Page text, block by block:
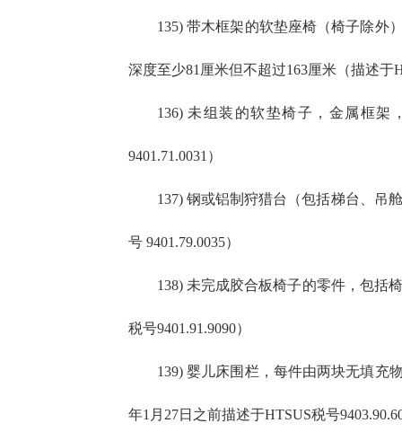
135) 带木框架的软垫座椅（椅子除外
深度至少81厘米但不超过163厘米（描述于
136) 未组装的软垫椅子，金属框架
9401.71.0031）
137) 钢或铝制狩猎台（包括梯台、吊
号 9401.79.0035）
138) 未完成胶合板椅子的零件，包括
税号9401.91.9090）
139) 婴儿床围栏，每件由两块无填充
年1月27日之前描述于HTSUS税号